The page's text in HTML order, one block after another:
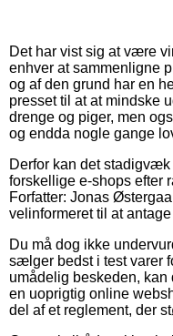
Det har vist sig at være
enhver at sammenligne
og af den grund har en
presset til at at mindske
drenge og piger, men
og endda nogle gange
Derfor kan det
forskellige e-shops efter
Forfatter: Jonas
velinformeret til at
Du må dog ikke
sælger bedst i test varer
umådelig beskeden,
en uoprigtig online
del af et reglement, der